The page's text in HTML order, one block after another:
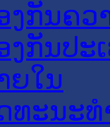
ງກັນຄວ
ງກັນປະ
ຍໃນ
ທະນະ